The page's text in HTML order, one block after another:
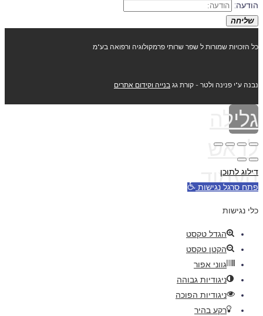
הודעה:
שליחה
כל הזכויות שמורות ל שפר שרותי פרמקולוגיה ורפואה בע"מ
נבנה ע"י פנינה ולטר - קורת גג בנייה וקידום אתרים
גלילה
לראש
העמוד
דילוג לתוכן
פתח סרגל נגישות
כלי נגישות
הגדל טקסט
הקטן טקסט
גווני אפור
ניגודיות גבוהה
ניגודיות הפוכה
רקע בהיר